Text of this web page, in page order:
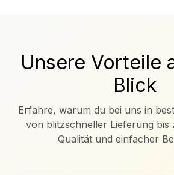
Unsere Vorteile
Blick
Erfahre, warum du bei uns in
von blitzschneller Lieferung bis
Qualität und einfacher